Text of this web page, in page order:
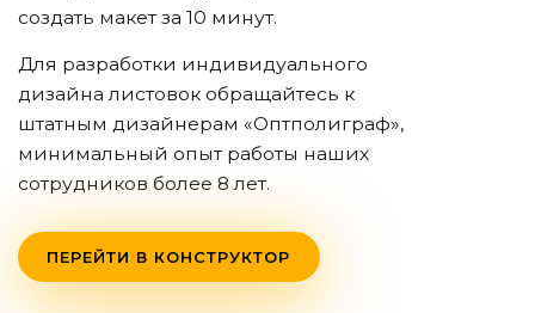
создать макет за 10 минут.
Для разработки индивидуального
дизайна листовок обращайтесь к
штатным дизайнерам «Оптполиграф»,
минимальный опыт работы наших
сотрудников более 8 лет.
ПЕРЕЙТИ В КОНСТРУКТОР